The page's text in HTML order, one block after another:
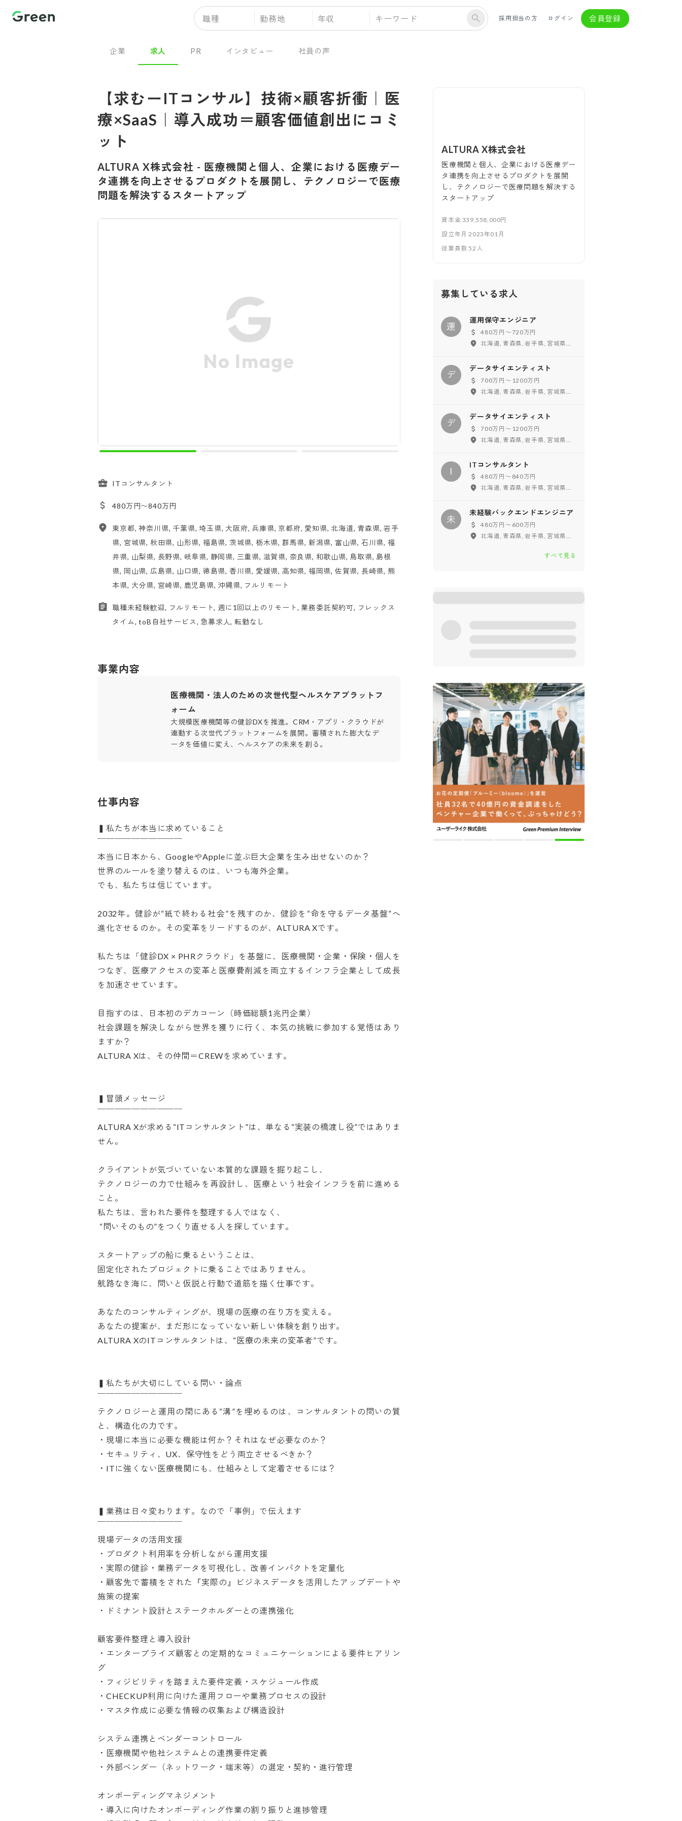
職種 勤務地 年収 採用担当の方 ログイン 会員登録
企業 求人 PR インタビュー 社員の声
【求むーITコンサル】技術×顧客折衝｜医
療×SaaS｜導入成功＝顧客価値創出にコミ
ット⁠ ⁠​
ALTURA X株式会社 - 医療機関と個人、企業における医療デー
タ連携を向上させるプロダクトを展開し、テクノロジーで医療
問題を解決するスタートアップ
ITコンサルタント
480万円〜840万円
東京都, 神奈川県, 千葉県, 埼玉県, 大阪府, 兵庫県, 京都府, 愛知県, 北海道, 青森県, 岩手
県, 宮城県, 秋田県, 山形県, 福島県, 茨城県, 栃木県, 群馬県, 新潟県, 富山県, 石川県, 福
井県, 山梨県, 長野県, 岐阜県, 静岡県, 三重県, 滋賀県, 奈良県, 和歌山県, 鳥取県, 島根
県, 岡山県, 広島県, 山口県, 徳島県, 香川県, 愛媛県, 高知県, 福岡県, 佐賀県, 長崎県, 熊
本県, 大分県, 宮崎県, 鹿児島県, 沖縄県, フルリモート
職種未経験歓迎, フルリモート, 週に1回以上のリモート, 業務委託契約可, フレックス
タイム, toB自社サービス, 急募求人, 転勤なし
事業内容
医療機関・法人のための次世代型ヘルスケアプラットフ
ォーム
大規模医療機関等の健診DXを推進。CRM・アプリ・クラウドが
連動する次世代プラットフォームを展開。蓄積された膨大なデ
ータを価値に変え、ヘルスケアの未来を創る。
仕事内容
▍私たちが本当に求めていること
￣￣￣￣￣￣￣￣￣￣
本当に日本から、GoogleやAppleに並ぶ巨大企業を生み出せないのか？
世界のルールを塗り替えるのは、いつも海外企業。
でも、私たちは信じています。
2032年。健診が“紙で終わる社会”を残すのか、健診を“命を守るデータ基盤”へ
進化させるのか。その変革をリードするのが、ALTURA Xです。
私たちは「健診DX × PHRクラウド」を基盤に、医療機関・企業・保険・個人を
つなぎ、医療アクセスの変革と医療費削減を両立するインフラ企業として成長
を加速させています。
目指すのは、日本初のデカコーン（時価総額1兆円企業）
社会課題を解決しながら世界を獲りに行く、本気の挑戦に参加する覚悟はあり
ますか？
ALTURA Xは、その仲間＝CREWを求めています。
▍冒頭メッセージ
￣￣￣￣￣￣￣￣￣￣
ALTURA Xが求める“ITコンサルタント”は、単なる“実装の橋渡し役”ではありま
せん。
クライアントが気づいていない本質的な課題を掘り起こし、
テクノロジーの力で仕組みを再設計し、医療という社会インフラを前に進める
こと。
私たちは、言われた要件を整理する人ではなく、
スタートアップの船に乗るということは、
固定化されたプロジェクトに乗ることではありません。
航路なき海に、問いと仮説と行動で道筋を描く仕事です。
あなたのコンサルティングが、現場の医療の在り方を変える。
あなたの提案が、まだ形になっていない新しい体験を創り出す。
ALTURA XのITコンサルタントは、“医療の未来の変革者”です。
▍私たちが大切にしている問い・論点
￣￣￣￣￣￣￣￣￣￣
テクノロジーと運用の間にある“溝”を埋めるのは、コンサルタントの問いの質
と、構造化の力です。
・現場に本当に必要な機能は何か？それはなぜ必要なのか？
・セキュリティ、UX、保守性をどう両立させるべきか？
・ITに強くない医療機関にも、仕組みとして定着させるには？
▍業務は日々変わります。なので「事例」で伝えます
￣￣￣￣￣￣￣￣￣￣
現場データの活用支援
・プロダクト利用率を分析しながら運用支援
・実際の健診・業務データを可視化し、改善インパクトを定量化
・顧客先で蓄積をされた『実際の』ビジネスデータを活用したアップデートや
施策の提案
・ドミナント設計とステークホルダーとの連携強化
顧客要件整理と導入設計
・エンタープライズ顧客との定期的なコミュニケーションによる要件ヒアリン
グ
・フィジビリティを踏まえた要件定義・スケジュール作成
・CHECKUP利用に向けた運用フローや業務プロセスの設計
・マスタ作成に必要な情報の収集および構造設計
システム連携とベンダーコントロール
・医療機関や他社システムとの連携要件定義
・外部ベンダー（ネットワーク・端末等）の選定・契約・進行管理
オンボーディングマネジメント
・導入に向けたオンボーディング作業の割り振りと進捗管理
ALTURA X株式会社
医療機関と個人、企業における医療デー
タ連携を向上させるプロダクトを展開
し、テクノロジーで医療問題を解決する
スタートアップ
資本金 339,558,000円
設立年月 2023年01月
従業員数 52 人
募集している求人
運
運用保守エンジニア
480万円〜720万円
デ
データサイエンティスト
700万円〜1200万円
デ
データサイエンティスト
700万円〜1200万円
I
ITコンサルタント
480万円〜840万円
未
未経験バックエンドエンジニア
480万円〜600万円
すべて見る